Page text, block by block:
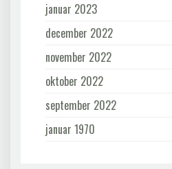
januar 2023
december 2022
november 2022
oktober 2022
september 2022
januar 1970